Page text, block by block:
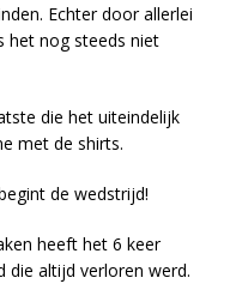
Echter door allerlei
het nog steeds niet
die het uiteindelijk
met de shirts.
de wedstrijd!
heeft het 6 keer
die altijd verloren werd.